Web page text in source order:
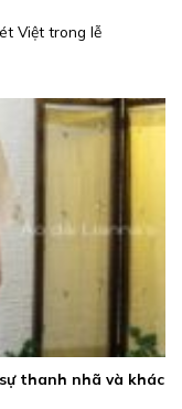
Việt trong lễ
thanh nhã và khác